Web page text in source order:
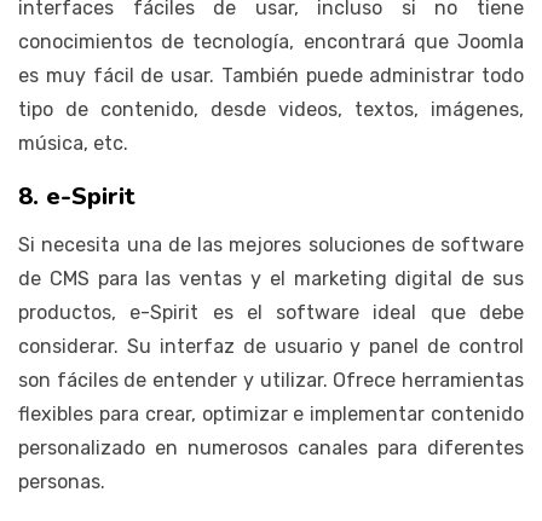
interfaces fáciles de usar, incluso si no tiene
conocimientos de tecnología, encontrará que Joomla
es muy fácil de usar. También puede administrar todo
tipo de contenido, desde videos, textos, imágenes,
música, etc.
8. e-Spirit
Si necesita una de las mejores soluciones de software
de CMS para las ventas y el marketing digital de sus
productos, e-Spirit es el software ideal que debe
considerar. Su interfaz de usuario y panel de control
son fáciles de entender y utilizar. Ofrece herramientas
flexibles para crear, optimizar e implementar contenido
personalizado en numerosos canales para diferentes
personas.